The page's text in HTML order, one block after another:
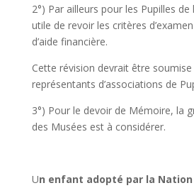
2°) Par ailleurs pour les Pupilles
utile de revoir les critères
d’aide financière.
Cette révision devrait être
représentants d’associations de
3°) Pour le devoir de Mémoire, la
des Musées est à considérer.
Un enfant adopté par la